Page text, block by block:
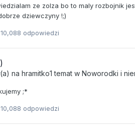
ze zolza bo to maly rozbojnik
dziewczyny !;)
10,088 odpowiedzi
na hramitko1 temat w Noworodki i
;*
10,088 odpowiedzi